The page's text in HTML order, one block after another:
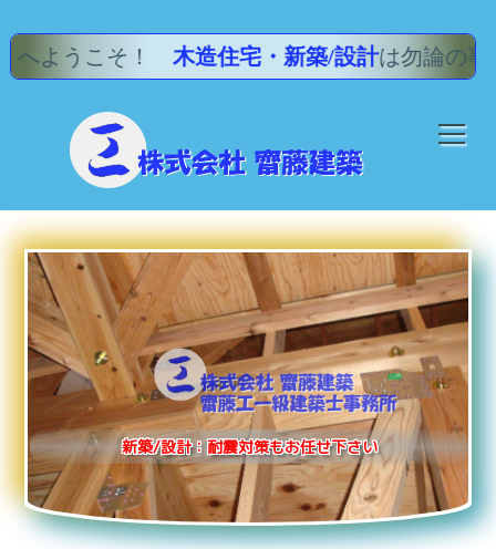
木造住宅・新築/設計は勿論の事、耐震診断・耐
新築/設計：住宅に求められる美を追求致します
新築/設計：耐震対策もお任せ下さい
新築/設計：省エネ対策も確りご提案致します
住宅診断：確実な資格・責任を持って当たります
住宅診断：屋根裏も確り判定致します
住宅診断：勿論床下も確り判定致します